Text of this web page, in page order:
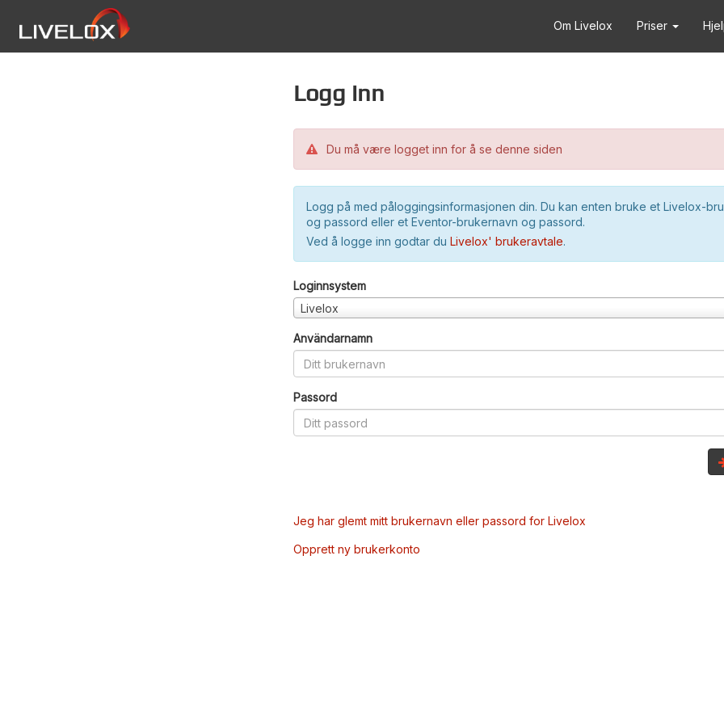
Om Livelox Priser
Logg inn
Du må være logget inn for å se denne siden
Logg på med påloggingsinformasjonen din. Du kan enten bruke et Livelox-
og passord eller et Eventor-brukernavn og passord.
Ved å logge inn godtar du Livelox' brukeravtale.
Loginnsystem
Livelox
Användarnamn
Passord
Jeg har glemt mitt brukernavn eller passord for Livelox
Opprett ny brukerkonto